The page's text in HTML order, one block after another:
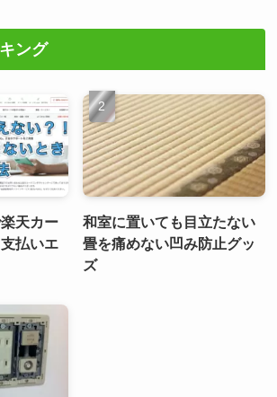
ング
天カー
払いエ
和室に置いても目立たない
畳を痛めない凹み防止グッ
ズ